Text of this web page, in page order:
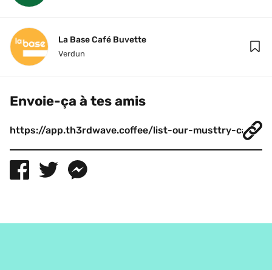
La Base Café Buvette
Verdun
Envoie-ça à tes amis